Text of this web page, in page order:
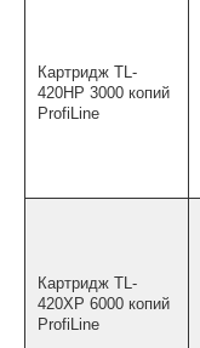
Картридж TL-
420HP 3000 копий
ProfiLine
Картридж TL-
420XP 6000 копий
ProfiLine